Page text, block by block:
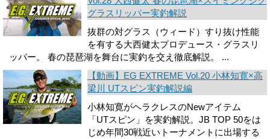
グラスリッパー実釣解説
抜群の対グラス（ウィード）すり抜け性能
を有する大西健太プロデュース・グラスリ
ッパー。 春の琵琶湖を舞台に実釣を交え徹底解説。 ...
【動画】EG EXTREME Vol.20 小林知寛×高
梁川 UTスピン実釣解説編
小林知寛がヘラクレスのNewアイテム
「UTスピン」を実釣解説。JB TOP 50をは
じめ年間30戦近いトーナメントに出場する